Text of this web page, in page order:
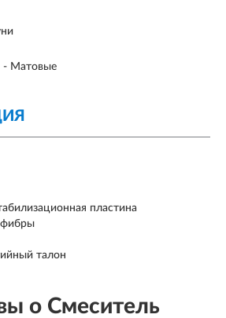
- Матовые
пластина
талон
о Смеситель